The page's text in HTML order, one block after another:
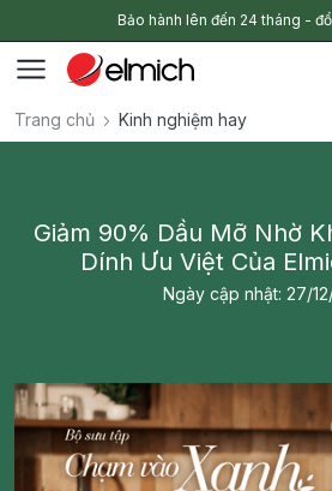
Bảo hành lên đến 24 tháng -
Trang chủ Kinh nghiệm hay
Giảm 90% Dầu Mỡ Nhờ
Dính Ưu Việt Của
Ngày cập nhật: 27/